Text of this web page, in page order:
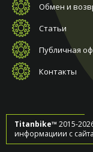
Обмен и
Статьи
Публичная
Контакты
Titanbike™ 2015-
информациии с